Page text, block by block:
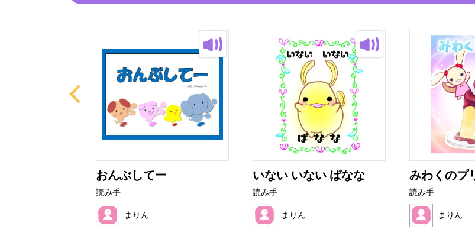
おんぶしてー
読み手
まりん
いない いない ばなな
読み手
まりん
みわくのプ
読み手
まりん